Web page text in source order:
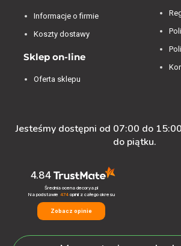
Informacje o firmie
Koszty dostawy
Sklep on-line
Oferta sklepu
Jesteśmy dostępni od 07:00 do
do piątku.
4.84
Średnia ocena decorya.pl
Na podstawie 474opinii z całego okresu
Zobacz opinie